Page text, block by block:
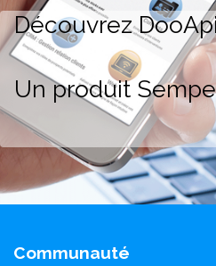
Découvrez
Un produit
Communauté